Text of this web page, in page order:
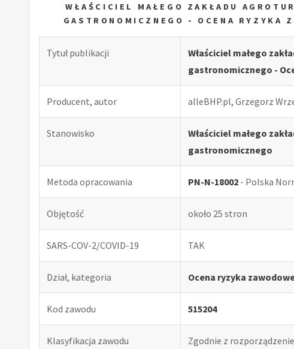
WŁAŚCICIEL MAŁEGO ZAKŁADU
GASTRONOMICZNEGO - OCENA RYZYKA
Tytuł publikacji
Właściciel małego
gastronomicznego -
Producent, autor alleBHP.pl, Grzegorz
Stanowisko
Właściciel małego
gastronomicznego
Metoda opracowania PN-N-18002 - Polska
Objętość około 25 stron
SARS-COV-2/COVID-19 TAK
Dział, kategoria Ocena ryzyka
Kod zawodu 515204
Klasyfikacja zawodu
Zgodnie z